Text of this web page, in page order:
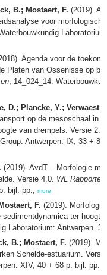
B.; Mostaert, F. (2019).
voor
Agenda voor de
Platen van Ossenisse op
, 14_024_14.
D.; Plancke, Y.; Verwaest,
op de mesoschaal in
van drempels. Versie
Antwerpen. IX, 33 +
(2019). AvdT – Morfologie
Versie 4.0. WL Rapporten
bijl. pp., more
F. (2019).
ter
Laboratorium: Antwerpen.
B.; Mostaert, F. (2019).
Schelde-estuarium.
XIV, 40 + 68 p. bijl. pp.,